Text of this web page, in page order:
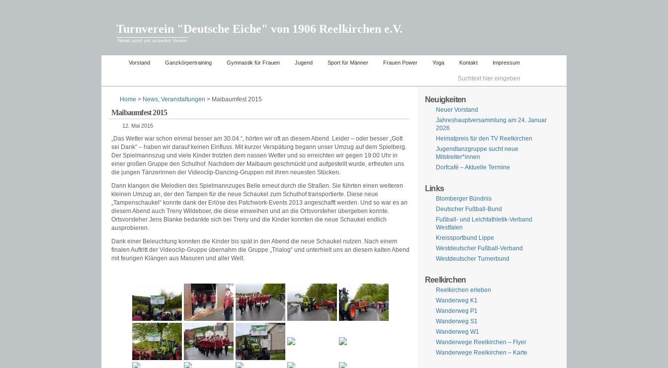
Turnverein "Deutsche Eiche" von 1906 Reelkirchen e.V.
News rund um unseren Verein
Vorstand Ganzkörpertraining Gymnastik für Frauen Jugend Sport für Männer Frauen Power Yoga Kontakt Impressum
Home > News, Veranstaltungen > Maibaumfest 2015
Maibaumfest 2015
12. Mai 2015
„Das Wetter war schon einmal besser am 30.04.“, hörten wir oft an diesem Abend. Leider – oder besser „Gott
sei Dank“ – haben wir darauf keinen Einfluss. Mit kurzer Verspätung begann unser Umzug auf dem Spielberg.
Der Spielmannszug und viele Kinder trotzten dem nassen Wetter und so erreichten wir gegen 19:00 Uhr in
einer großen Gruppe den Schulhof. Nachdem der Maibaum geschmückt und aufgestellt wurde, erfreuten uns
die jungen Tänzerinnen der Videoclip-Dancing-Gruppen mit ihren neuesten Stücken.
Dann klangen die Melodien des Spielmannzuges Belle erneut durch die Straßen. Sie führten einen weiteren
kleinen Umzug an, der den Tampen für die neue Schaukel zum Schulhof transportierte. Diese neue
„Tampenschaukel“ konnte dank der Erlöse des Patchwork-Events 2013 angeschafft werden. Und so war es an
diesem Abend auch Treny Wildeboer, die diese einweihen und an die Ortsvorsteher übergeben konnte.
Ortsvorsteher Jens Blanke bedankte sich bei Treny und die Kinder konnten die neue Schaukel endlich
ausprobieren.
Dank einer Beleuchtung konnten die Kinder bis spät in den Abend die neue Schaukel nutzen. Nach einem
finalen Auftritt der Videoclip-Gruppe übernahm die Gruppe „Trialog“ und unterhielt uns an diesem kalten Abend
mit feurigen Klängen aus Masuren und aller Welt.
Neuigkeiten
Neuer Vorstand
Jahreshauptversammlung am 24. Januar
2026
Heimatpreis für den TV Reelkirchen
Jugendtanzgruppe sucht neue
Mitstreiter*innen
Dorfcafé – Aktuelle Termine
Links
Blomberger Bündnis
Deutscher Fußball-Bund
Fußball- und Leichtathletik-Verband
Westfalen
Kreissportbund Lippe
Westdeutscher Fußball-Verband
Westdeutscher Turnerbund
Reelkirchen
Reelkirchen erleben
Wanderweg K1
Wanderweg P1
Wanderweg S1
Wanderweg W1
Wanderwege Reelkirchen – Flyer
Wanderwege Reelkirchen – Karte